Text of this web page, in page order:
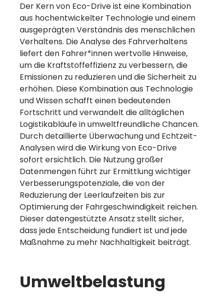
Der Kern von Eco-Drive ist eine Kombination
aus hochentwickelter Technologie und einem
ausgeprägten Verständnis des menschlichen
Verhaltens. Die Analyse des Fahrverhaltens
liefert den Fahrer*innen wertvolle Hinweise,
um die Kraftstoffeffizienz zu verbessern, die
Emissionen zu reduzieren und die Sicherheit zu
erhöhen. Diese Kombination aus Technologie
und Wissen schafft einen bedeutenden
Fortschritt und verwandelt die alltäglichen
Logistikabläufe in umweltfreundliche Chancen.
Durch detaillierte Überwachung und Echtzeit-
Analysen wird die Wirkung von Eco-Drive
sofort ersichtlich. Die Nutzung großer
Datenmengen führt zur Ermittlung wichtiger
Verbesserungspotenziale, die von der
Reduzierung der Leerlaufzeiten bis zur
Optimierung der Fahrgeschwindigkeit reichen.
Dieser datengestützte Ansatz stellt sicher,
dass jede Entscheidung fundiert ist und jede
Maßnahme zu mehr Nachhaltigkeit beiträgt.
Umweltbelastung